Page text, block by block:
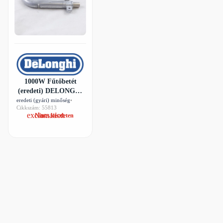
1000W Fűtőbetét
(eredeti) DELONGHI
kávéfőző gép /
RENDELÉSRE
eredeti (gyári) minőség•
Cikkszám: 55813
Nincs készleten